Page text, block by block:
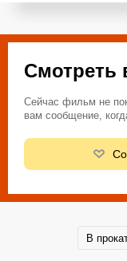
Смотреть
Сейчас фильм не
вам сообщение,
В